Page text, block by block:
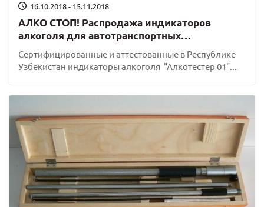
16.10.2018 - 15.11.2018
АЛКО СТОП! Распродажа индикаторов
алкоголя для автотранспортных
предприятий!
Сертифицированные и аттестованные в Республике
Узбекистан индикаторы алкоголя "Алкотестер 01"...